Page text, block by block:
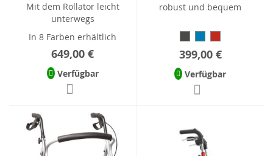
Mit dem Rollator leicht
unterwegs
In 8 Farben erhältlich
649,00 €
Verfügbar
robust und bequem
399,00 €
Verfügbar